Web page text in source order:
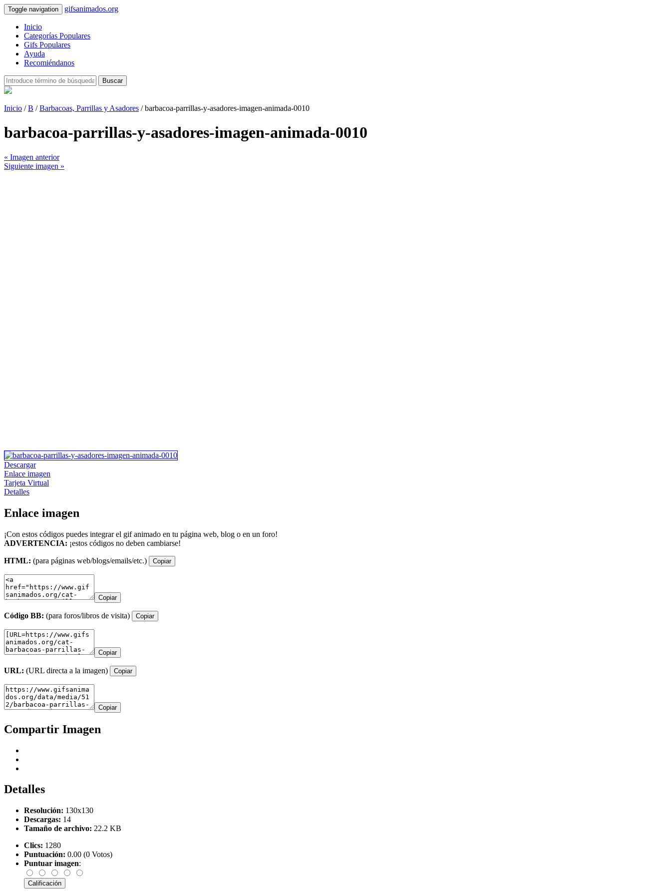
Toggle navigation gifsanimados.org
Inicio
Categorías Populares
Gifs Populares
Ayuda
Recomiéndanos
Buscar
Inicio /B /Barbacoas, Parrillas y Asadores / barbacoa-parrillas-y-asadores-imagen-animada-0010
barbacoa-parrillas-y-asadores-imagen-animada-0010
« Imagen anterior
Siguiente imagen »
Descargar
Enlace imagen
Tarjeta Virtual
Detalles
Enlace imagen
¡Con estos códigos puedes integrar el gif animado en tu página web, blog o en un foro!
ADVERTENCIA: ¡estos códigos no deben cambiarse!
HTML: (para páginas web/blogs/emails/etc.) Copiar
Copiar
Código BB: (para foros/libros de visita) Copiar
Copiar
URL: (URL directa a la imagen) Copiar
Copiar
Compartir Imagen
Detalles
Resolución: 130x130
Descargas: 14
Tamaño de archivo: 22.2 KB
Clics: 1280
Puntuación: 0.00 (0 Votos)
Puntuar imagen: